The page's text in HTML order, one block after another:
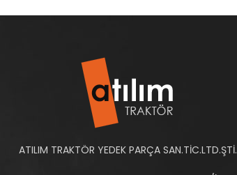
ATILIM TRAKTÖR YEDEK PARÇA SAN.TİC.LTD.ŞTİ.